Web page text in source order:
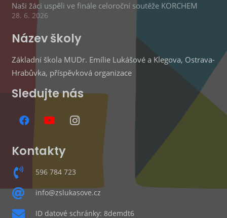
Naši žáci uspěli ve finále celoroční soutěže KORCHEM
28. 6. 2026
Název školy
Základní škola MUDr. Emílie Lukášové a Klegova, Ostrava-
Hrabůvka, příspěvková organizace
Sledujte nás
Kontakty
596 784 723
info@zslukasove.cz
ID datové schránky: 8demdt6